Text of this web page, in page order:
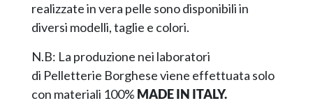
realizzate in vera pelle sono disponibili in
diversi modelli, taglie e colori.
N.B: La produzione nei laboratori
di Pelletterie Borghese viene effettuata solo
con materiali 100% MADE IN ITALY.